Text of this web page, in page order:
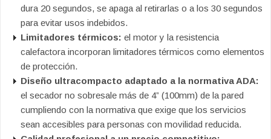
dura 20 segundos, se apaga al retirarlas o a los 30 segundos
para evitar usos indebidos.
Limitadores térmicos: el motor y la resistencia
calefactora incorporan limitadores térmicos como elementos
de protección.
Diseño ultracompacto adaptado a la normativa ADA:
el secador no sobresale más de 4” (100mm) de la pared
cumpliendo con la normativa que exige que los servicios
sean accesibles para personas con movilidad reducida.